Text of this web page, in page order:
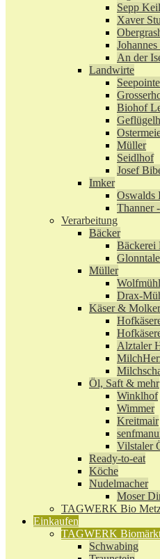
Sepp Keil
Xaver
An der
Landwirte
Biohof
Müller
Seidlhof
Josef
Imker
Oswalds
Thanner
Verarbeitung
Bäcker
Bäckerei
Müller
Drax-
Käser & Molker
Alztaler
Öl, Saft & mehr
Winklhof
Wimmer
Kreitmair
Vilstaler
Ready-to-eat
Köche
Nudelmacher
Moser
TAGWERK Bio
Einkaufen
TAGWERK
Schwabing